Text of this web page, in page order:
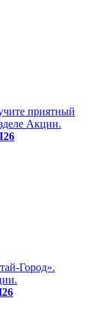
приятный
Акции.
Город».